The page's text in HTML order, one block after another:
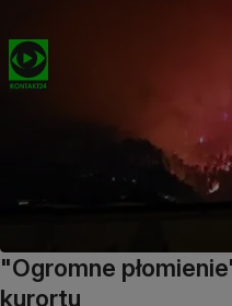
"Ogromne
kurortu